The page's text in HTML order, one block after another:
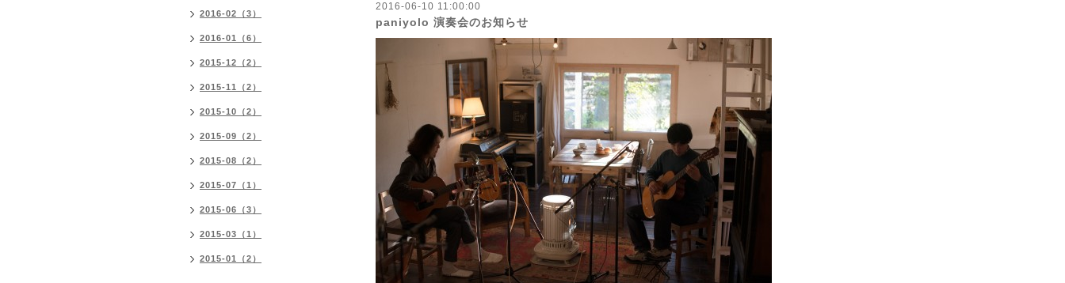
2016-06-10 11:00:00
paniyolo 演奏会のお知らせ
2016-02（3）
2016-01（6）
2015-12（2）
2015-11（2）
2015-10（2）
2015-09（2）
2015-08（2）
2015-07（1）
2015-06（3）
2015-03（1）
2015-01（2）